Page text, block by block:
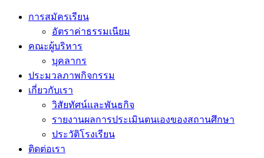
Skip
การสมัครเรียน
อัตราค่าธรรมเนียม
คณะผู้บริหาร
บุคลากร
ประมวลภาพกิจกรรม
เกี่ยวกับเรา
วิสัยทัศน์และพันธกิจ
รายงานผลการประเมินตนเองของสถานศึกษา
ประวัติโรงเรียน
ติดต่อเรา